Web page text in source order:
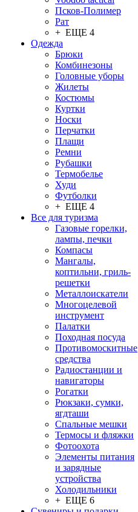
Псков-Полимер
Рат
+ ЕЩЕ 4
Одежда
Брюки
Комбинезоны
Головные уборы
Жилеты
Костюмы
Куртки
Носки
Перчатки
Плащи
Ремни
Рубашки
Термобелье
Худи
Футболки
+ ЕЩЕ 4
Все для туризма
Газовые горелки,
лампы, печки
Компасы
Мангалы,
коптильни, гриль-
решетки
Металлоискатели
Многоцелевой
инструмент
Палатки
Походная посуда
Противомоскитные
средства
Радиостанции и
навигаторы
Рогатки
Рюкзаки, сумки,
ягдташи
Спальные мешки
Термосы и фляжки
Фотоохота
Элементы питания
и зарядные
устройства
Холодильники
+ ЕЩЕ 6